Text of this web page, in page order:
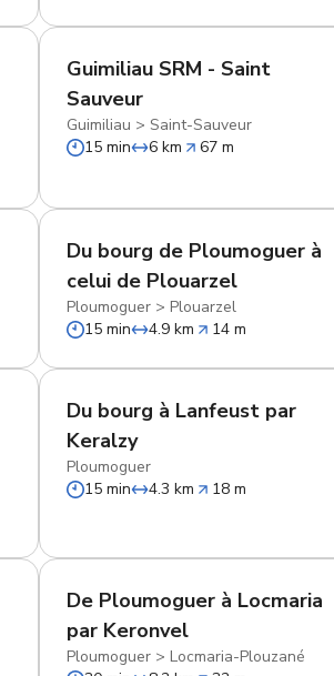
Guimiliau SRM - Saint
Sauveur
Guimiliau >Saint-Sauveur
15 min
6 km 67 m
Du bourg de Ploumoguer à
celui de Plouarzel
Ploumoguer >Plouarzel
15 min
4.9 km 14 m
Du bourg à Lanfeust par
Keralzy
Ploumoguer
15 min
4.3 km 18 m
De Ploumoguer à Locmaria
par Keronvel
Ploumoguer >Locmaria-Plouzané